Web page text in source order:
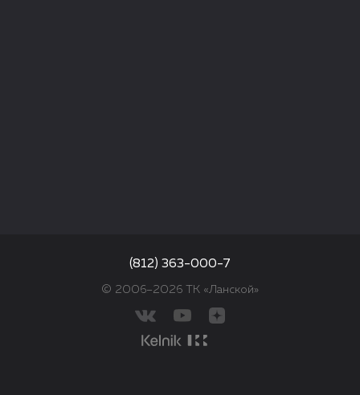
© 2006–2026 ТК «Ланской»
(812) 363-000-7